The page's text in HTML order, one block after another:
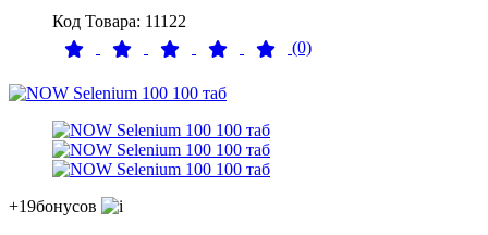
Код Товара: 11122
(0)
+19бонусов